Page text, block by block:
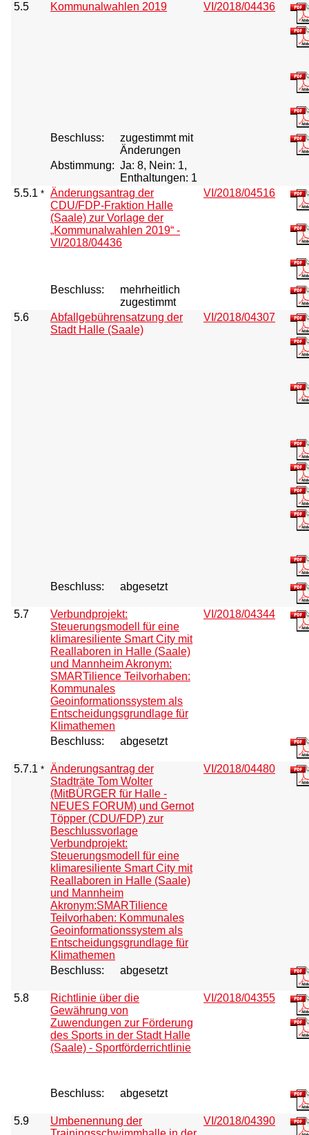
5.5 Kommunalwahlen 2019 VI/2018/04436
Beschluss:
zugestimmt mit
Änderungen
Abstimmung: Ja: 8, Nein: 1,
Enthaltungen: 1
5.5.1 * Änderungsantrag der
CDU/FDP-Fraktion Halle
(Saale) zur Vorlage der
„Kommunalwahlen 2019“ -
VI/2018/04436
VI/2018/04516
Beschluss:
mehrheitlich
zugestimmt
5.6
Abfallgebührensatzung der
Stadt Halle (Saale)
VI/2018/04307
Beschluss: abgesetzt
5.7
Verbundprojekt:
Steuerungsmodell für eine
klimaresiliente Smart City mit
Reallaboren in Halle (Saale)
und Mannheim Akronym:
SMARTilience Teilvorhaben:
Kommunales
Geoinformationssystem als
Entscheidungsgrundlage für
Klimathemen
VI/2018/04344
Beschluss: abgesetzt
5.7.1 * Änderungsantrag der
Stadträte Tom Wolter
(MitBÜRGER für Halle -
NEUES FORUM) und Gernot
Töpper (CDU/FDP) zur
Beschlussvorlage
Verbundprojekt:
Steuerungsmodell für eine
klimaresiliente Smart City mit
Reallaboren in Halle (Saale)
und Mannheim
Akronym:SMARTilience
Teilvorhaben: Kommunales
Geoinformationssystem als
Entscheidungsgrundlage für
Klimathemen
VI/2018/04480
Beschluss: abgesetzt
5.8
Richtlinie über die
Gewährung von
Zuwendungen zur Förderung
des Sports in der Stadt Halle
(Saale) - Sportförderrichtlinie
VI/2018/04355
Beschluss: abgesetzt
5.9
Umbenennung der
VI/2018/04390